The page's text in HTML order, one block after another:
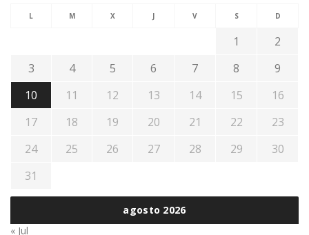
agosto 2026
L M X J V S D
1
2
3
4 5 6 7 8
9
10
11 12 13 14 15
16
17
18 19 20 21 22
23
24
25 26 27 28 29
30
31
« Jul